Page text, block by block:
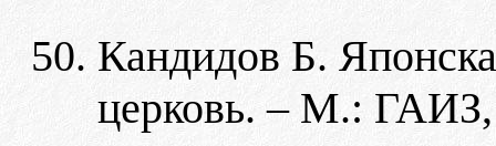
Кандидов Б.
церковь. – М.: ГАИЗ,